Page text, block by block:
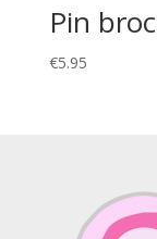
Pin
€5.95